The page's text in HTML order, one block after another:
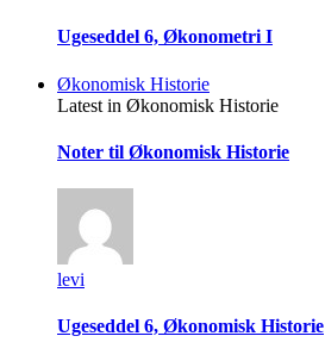
Ugeseddel 6, Økonometri I
Økonomisk Historie
Latest in Økonomisk Historie
Noter til Økonomisk Historie
levi
Ugeseddel 6, Økonomisk Historie